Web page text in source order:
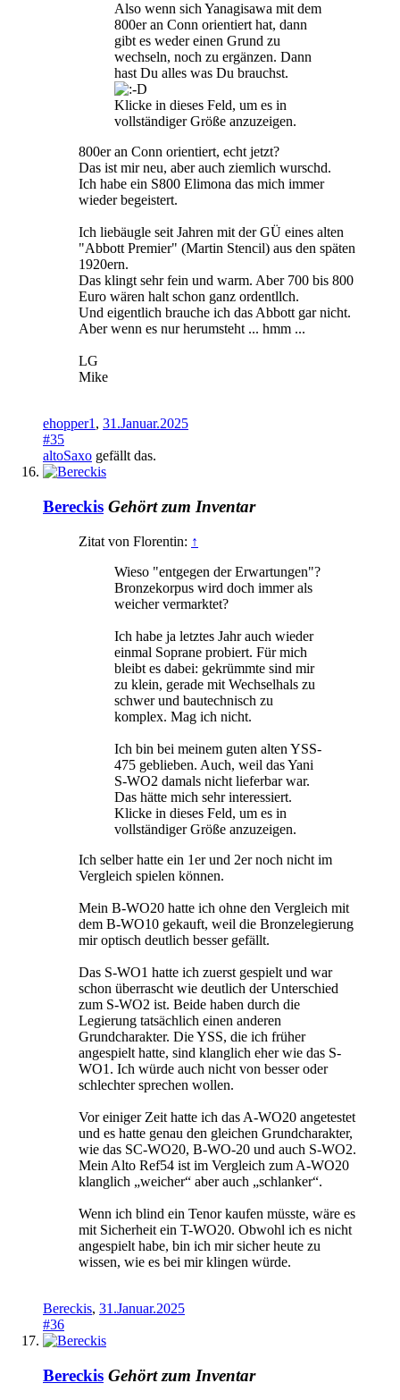
Also wenn sich Yanagisawa mit dem
800er an Conn orientiert hat, dann
gibt es weder einen Grund zu
wechseln, noch zu ergänzen. Dann
hast Du alles was Du brauchst.
Klicke in dieses Feld, um es in
vollständiger Größe anzuzeigen.
800er an Conn orientiert, echt jetzt?
Das ist mir neu, aber auch ziemlich wurschd.
Ich habe ein S800 Elimona das mich immer
wieder begeistert.
Ich liebäugle seit Jahren mit der GÜ eines alten
"Abbott Premier" (Martin Stencil) aus den späten
1920ern.
Das klingt sehr fein und warm. Aber 700 bis 800
Euro wären halt schon ganz ordentllch.
Und eigentlich brauche ich das Abbott gar nicht.
Aber wenn es nur herumsteht ... hmm ...
LG
Mike
ehopper1, 31.Januar.2025
#35
altoSaxo gefällt das.
Bereckis Gehört zum Inventar
Zitat von Florentin: ↑
Wieso "entgegen der Erwartungen"?
Bronzekorpus wird doch immer als
weicher vermarktet?
Ich habe ja letztes Jahr auch wieder
einmal Soprane probiert. Für mich
bleibt es dabei: gekrümmte sind mir
zu klein, gerade mit Wechselhals zu
schwer und bautechnisch zu
komplex. Mag ich nicht.
Ich bin bei meinem guten alten YSS-
475 geblieben. Auch, weil das Yani
S-WO2 damals nicht lieferbar war.
Das hätte mich sehr interessiert.
Klicke in dieses Feld, um es in
vollständiger Größe anzuzeigen.
Ich selber hatte ein 1er und 2er noch nicht im
Vergleich spielen können.
Mein B-WO20 hatte ich ohne den Vergleich mit
dem B-WO10 gekauft, weil die Bronzelegierung
mir optisch deutlich besser gefällt.
Das S-WO1 hatte ich zuerst gespielt und war
schon überrascht wie deutlich der Unterschied
zum S-WO2 ist. Beide haben durch die
Legierung tatsächlich einen anderen
Grundcharakter. Die YSS, die ich früher
angespielt hatte, sind klanglich eher wie das S-
WO1. Ich würde auch nicht von besser oder
schlechter sprechen wollen.
Vor einiger Zeit hatte ich das A-WO20 angetestet
und es hatte genau den gleichen Grundcharakter,
wie das SC-WO20, B-WO-20 und auch S-WO2.
Mein Alto Ref54 ist im Vergleich zum A-WO20
klanglich „weicher“ aber auch „schlanker“.
Wenn ich blind ein Tenor kaufen müsste, wäre es
mit Sicherheit ein T-WO20. Obwohl ich es nicht
angespielt habe, bin ich mir sicher heute zu
wissen, wie es bei mir klingen würde.
Bereckis, 31.Januar.2025
#36
Bereckis Gehört zum Inventar